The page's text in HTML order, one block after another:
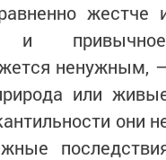
жестче
ненужным,
или
они